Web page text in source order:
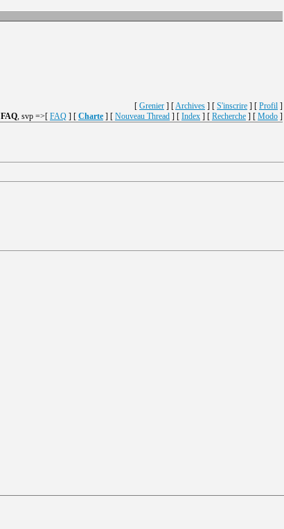
[ Grenier ] [Archives ] [ S'inscrire ] [ Profil ]
FAQ, svp =>[ FAQ ] [ Charte ] [ Nouveau Thread ] [ Index ] [ Recherche ] [ Modo ]